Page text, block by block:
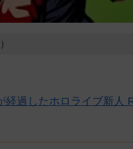
過したホロライブ新人